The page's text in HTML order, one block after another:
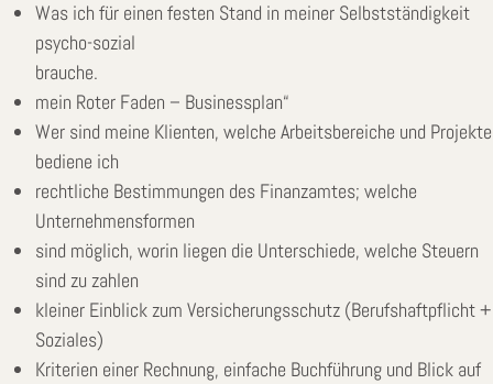
Was ich für einen festen Stand in meiner Selbstständigkeit
psycho-sozial
brauche.
mein Roter Faden – Businessplan“
Wer sind meine Klienten, welche Arbeitsbereiche und Projekte
bediene ich
rechtliche Bestimmungen des Finanzamtes; welche
Unternehmensformen
sind möglich, worin liegen die Unterschiede, welche Steuern
sind zu zahlen
kleiner Einblick zum Versicherungsschutz (Berufshaftpflicht +
Soziales)
Kriterien einer Rechnung, einfache Buchführung und Blick auf